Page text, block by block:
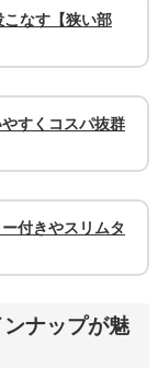
なす【狭い部
すくコスパ抜群
付きやスリムタ
ナップが魅